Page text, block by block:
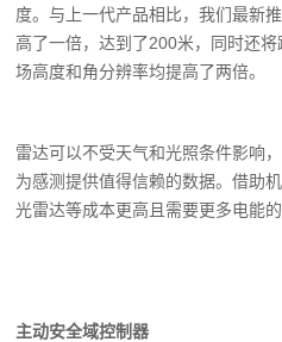
度。与上一代产品相比，我们最新
高了一倍，达到了200米，同时还
场高度和角分辨率均提高了两倍。
雷达可以不受天气和光照条件影响
为感测提供值得信赖的数据。借助
光雷达等成本更高且需要更多电能的
主动安全域控制器